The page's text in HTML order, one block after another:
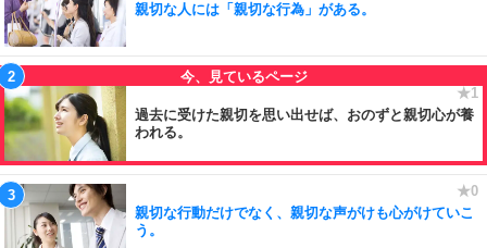
親切な人には「親切な行為」がある。
過去に受けた親切を思い出せば、おのずと親切心が養
われる。
親切な行動だけでなく、親切な声がけも心がけていこ
う。